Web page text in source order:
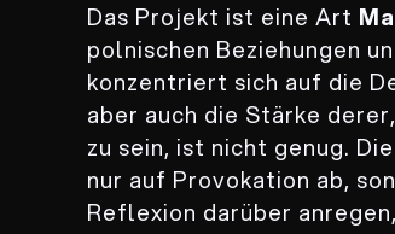
Das Projekt ist eine Art
polnischen Beziehungen
konzentriert sich auf die
aber auch die Stärke
zu sein, ist nicht genug.
nur auf Provokation ab,
Reflexion darüber